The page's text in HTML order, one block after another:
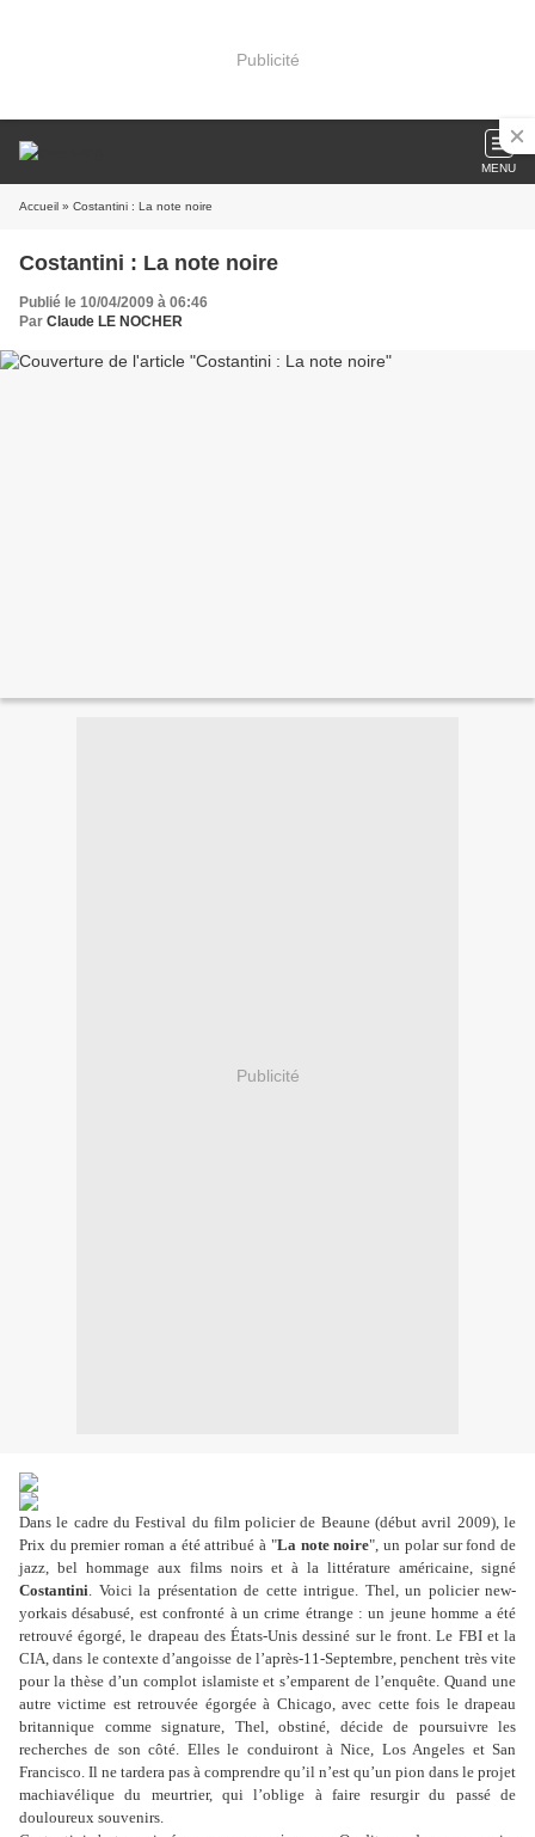
Publicité
MENU
Accueil » Costantini : La note noire
Costantini : La note noire
Publié le 10/04/2009 à 06:46
Par Claude LE NOCHER
Publicité
Dans le cadre du Festival du film policier de Beaune (début avril 2009), le
Prix du premier roman a été attribué à "La note noire", un polar sur fond de
jazz, bel hommage aux films noirs et à la littérature américaine, signé
Costantini. Voici la présentation de cette intrigue. Thel, un policier new-
yorkais désabusé, est confronté à un crime étrange : un jeune homme a été
retrouvé égorgé, le drapeau des États-Unis dessiné sur le front. Le FBI et la
CIA, dans le contexte d’angoisse de l’après-11-Septembre, penchent très vite
pour la thèse d’un complot islamiste et s’emparent de l’enquête. Quand une
autre victime est retrouvée égorgée à Chicago, avec cette fois le drapeau
britannique comme signature, Thel, obstiné, décide de poursuivre les
recherches de son côté. Elles le conduiront à Nice, Los Angeles et San
Francisco. Il ne tardera pas à comprendre qu’il n’est qu’un pion dans le projet
machiavélique du meurtrier, qui l’oblige à faire resurgir du passé de
douloureux souvenirs.